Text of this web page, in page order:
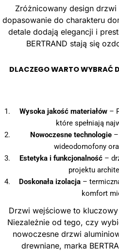
Zróżnicowany design
dopasowanie do charakteru
detale dodają elegancji i
BERTRAND stają się
DLACZEGO WARTO WYBRAĆ
Wysoka jakość materiałów–
które spełniają
Nowoczesne technologie
wideodomofony
Estetyka i funkcjonalność–
projektu
Doskonała izolacja –
komfort
Drzwi wejściowe to
Niezależnie od tego, czy
nowoczesne drzwi
drewniane, marka